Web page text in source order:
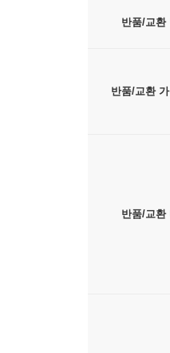
반품/교환
반품/교환
반품/교환